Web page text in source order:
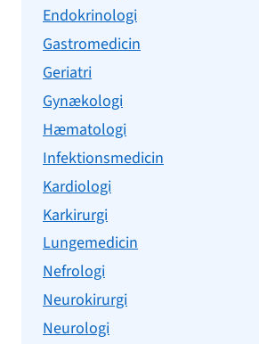
Endokrinologi
Gastromedicin
Geriatri
Gynækologi
Hæmatologi
Infektionsmedicin
Kardiologi
Karkirurgi
Lungemedicin
Nefrologi
Neurokirurgi
Neurologi